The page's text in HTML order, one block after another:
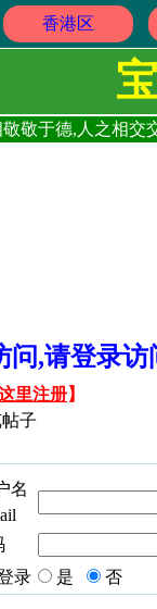
香港区
敬于德,人之相
问,请登录
里注册】
子
名
录
是 否